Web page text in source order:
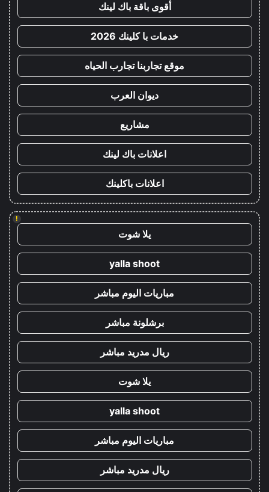
أقوى باقة باك لينك
خدمات با كلينك 2026
موقع تجاربنا تجارب الحياه
ديوان العرب
مشاريع
اعلانات باك لينك
اعلانات باكلينك
!
يلا شوت
yalla shoot
مباريات اليوم مباشر
برشلونة مباشر
ريال مدريد مباشر
يلا شوت
yalla shoot
مباريات اليوم مباشر
ريال مدريد مباشر